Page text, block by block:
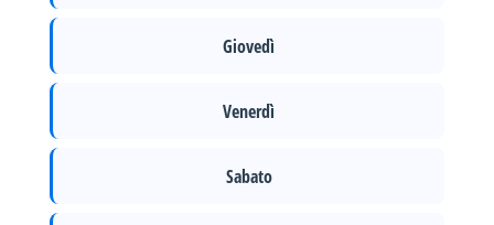
Giovedì
Venerdì
Sabato